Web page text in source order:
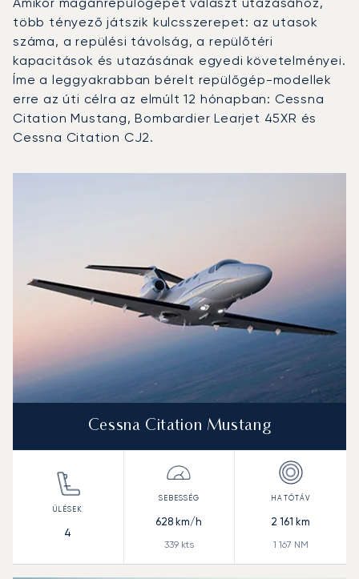
több tényező játszik kulcsszerepet: az utasok
száma, a repülési távolság, a repülőtéri
kapacitások és utazásának egyedi követelményei.
Íme a leggyakrabban bérelt repülőgép-modellek
erre az úti célra az elmúlt 12 hónapban: Cessna
Citation Mustang, Bombardier Learjet 45XR és
Cessna Citation CJ2.
Cessna Citation Mustang
4
628 km/h
339kts
2 161 km
1 167 NM